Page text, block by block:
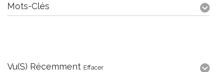
Mots-Clés
Vu(s) Récemment Effacer